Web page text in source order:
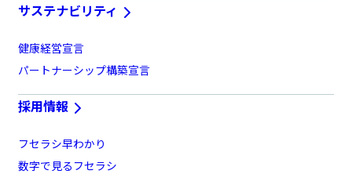
サステナビリティ
健康経営宣言
パートナーシップ構築宣言
採用情報
フセラシ早わかり
数字で見るフセラシ